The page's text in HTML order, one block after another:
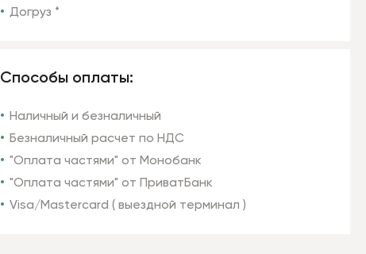
Догруз *
Способы оплаты:
Наличный и безналичный
Безналичный расчет по НДС
"Оплата частями" от Монобанк
"Оплата частями" от ПриватБанк
Visa/Mastercard ( выездной терминал )